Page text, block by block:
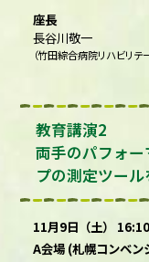
座長
長谷川敬一
（竹田綜合病院リハビリテ
教育講演2
両手のパフォ
プの測定ツー
11月9日（土）
A会場 (札幌コンベン